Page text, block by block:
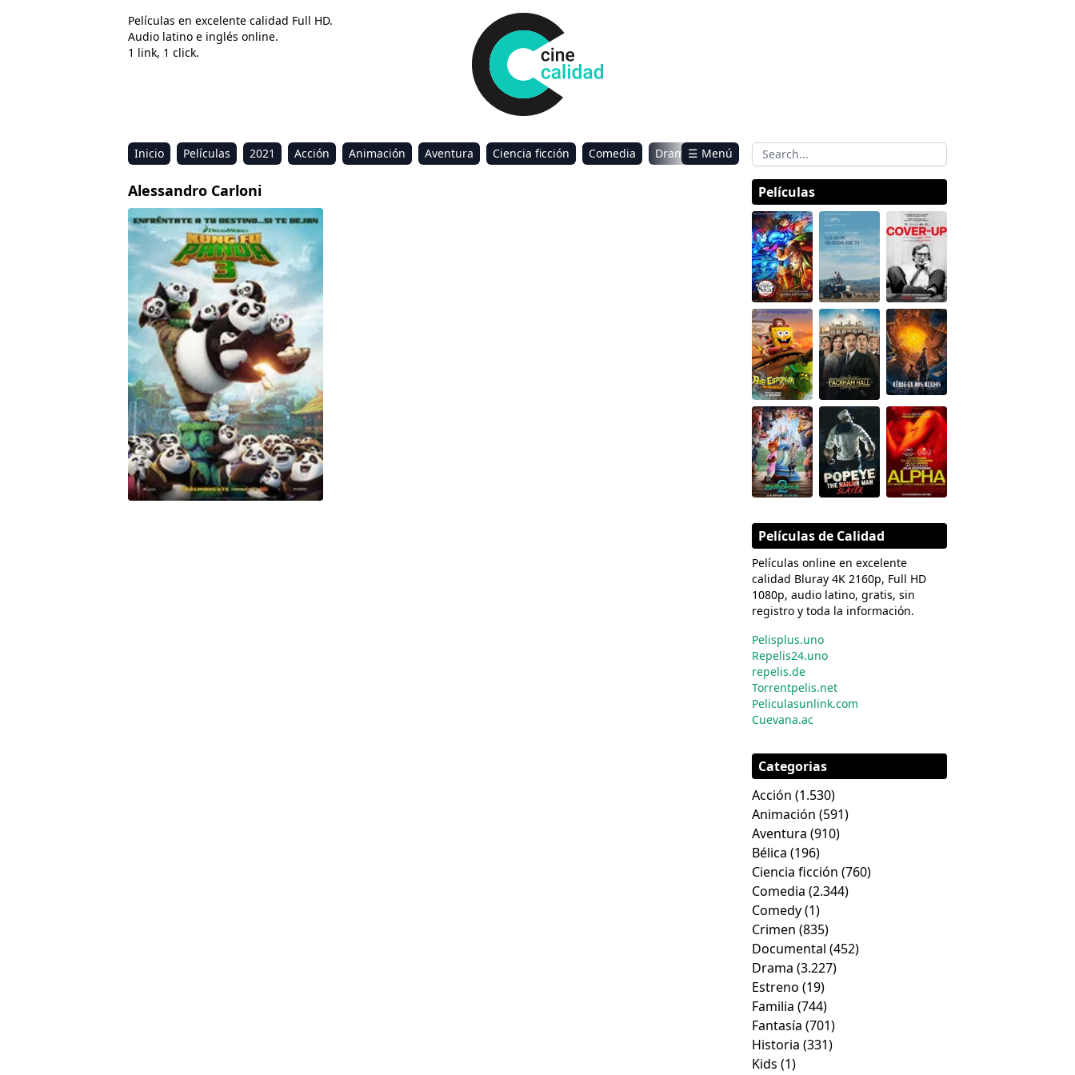
Películas en excelente calidad Full HD.
Audio latino e inglés online.
1 link, 1 click.
Inicio Películas 2021 Acción Animación Aventura Ciencia ficción Comedia
Drama
Estreno
Kids Música
☰ Menú
Alessandro Carloni
Kung Fu Panda 3
Películas
Películas de Calidad
Películas online en excelente
calidad Bluray 4K 2160p, Full HD
1080p, audio latino, gratis, sin
registro y toda la información.
Pelisplus.uno
Repelis24.uno
repelis.de
Torrentpelis.net
Peliculasunlink.com
Cuevana.ac
Categorias
Acción (1.530)
Animación (591)
Aventura (910)
Bélica (196)
Ciencia ficción (760)
Comedia (2.344)
Comedy(1)
Crimen (835)
Documental (452)
Drama (3.227)
Estreno (19)
Familia (744)
Fantasía (701)
Historia (331)
Kids (1)